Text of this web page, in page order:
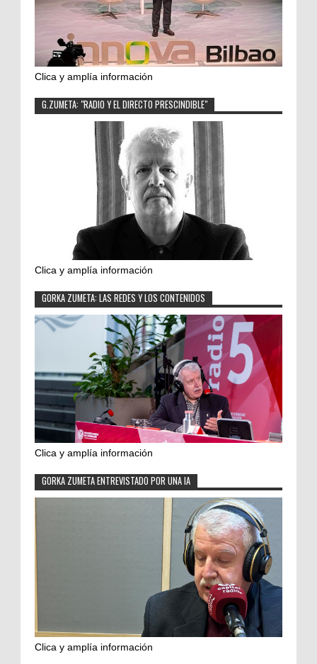
Clica y amplía información
G.ZUMETA: "RADIO Y EL DIRECTO PRESCINDIBLE"
Clica y amplía información
GORKA ZUMETA: LAS REDES Y LOS CONTENIDOS
Clica y amplía información
GORKA ZUMETA ENTREVISTADO POR UNA IA
Clica y amplía información